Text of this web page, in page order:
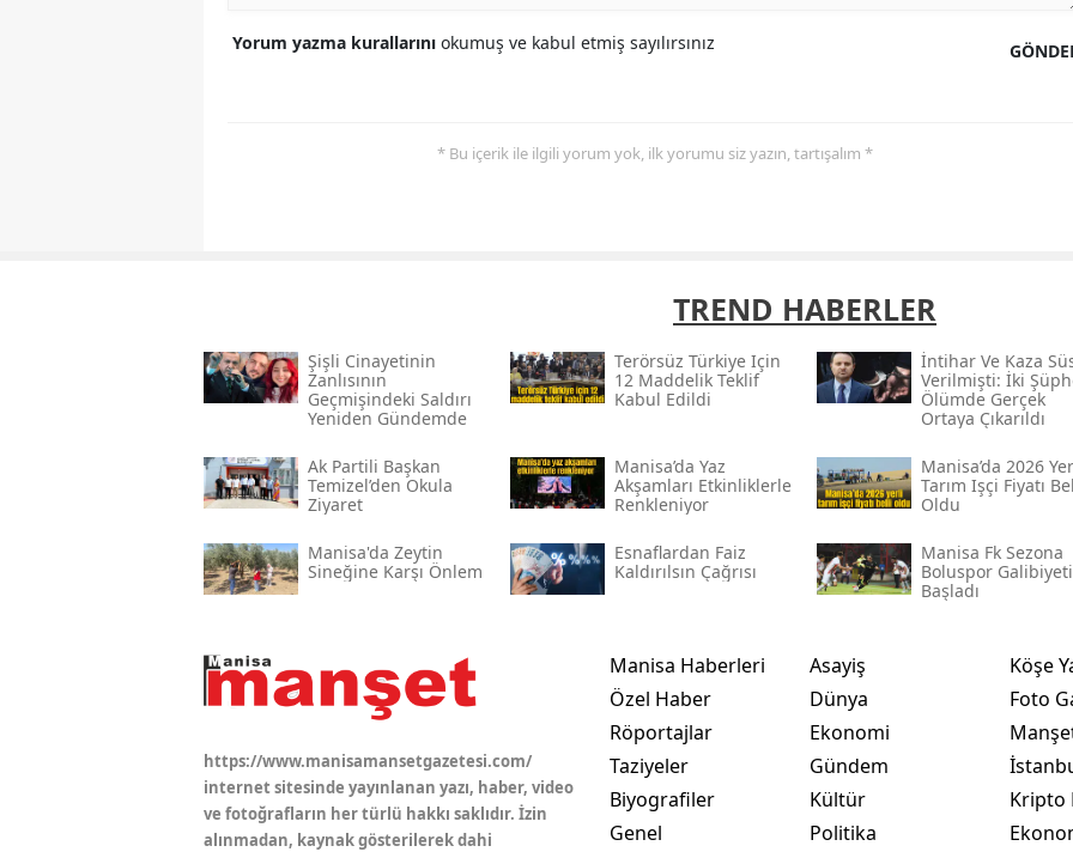
Yorum yazma kurallarını okumuş ve kabul etmiş sayılırsınız
* Bu içerik ile ilgili yorum yok, ilk yorumu siz yazın, tartışalım *
TREND HABERLER
Şişli Cinayetinin
Zanlısının
Geçmişindeki Saldırı
Yeniden Gündemde
Terörsüz Türkiye Için
12 Maddelik Teklif
Kabul Edildi
İntihar Ve Kaza
Verilmişti: İki
Ölümde Gerçek
Ortaya Çıkarıldı
Ak Partili Başkan
Temizel’den Okula
Ziyaret
Manisa’da Yaz
Akşamları Etkinliklerle
Renkleniyor
Manisa’da 2026
Tarım Işçi Fiyatı
Oldu
Manisa'da Zeytin
Sineğine Karşı Önlem
Esnaflardan Faiz
Kaldırılsın Çağrısı
Manisa Fk Sezona
Boluspor
Başladı
https://www.manisamansetgazetesi.com/
internet sitesinde yayınlanan yazı, haber, video
ve fotoğrafların her türlü hakkı saklıdır. İzin
alınmadan, kaynak gösterilerek dahi
Manisa Haberleri
Özel Haber
Röportajlar
Taziyeler
Biyografiler
Genel
Asayiş
Dünya
Ekonomi
Gündem
Kültür
Politika
Köşe
Foto
Kripto